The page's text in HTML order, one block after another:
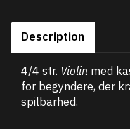
Description
4/4 str. Violin med
for begyndere, der
spilbarhed.